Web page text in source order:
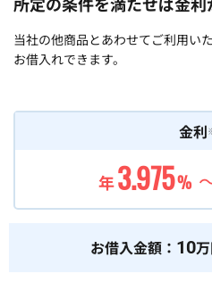
当社の他商品とあわせてご利用い
お借入れできます。
金利
年3.975%
お借入金額： 10